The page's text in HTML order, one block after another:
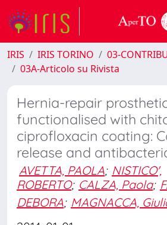
IRIS IRIS TORINO
03-
03A-Articolo su Rivista
Hernia-repair
functionalised with
ciprofloxacin coating:
release and
AVETTA, PAOLA; NISTICO',
ROBERTO; CALZA, Paola;
DEBORA; MAGNACCA,